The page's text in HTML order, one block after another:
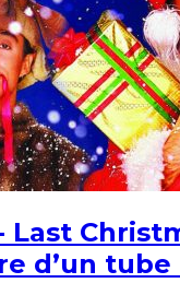
Last
d’un